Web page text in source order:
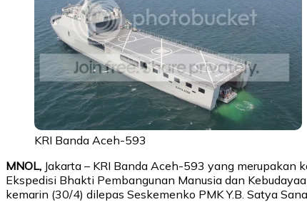
KRI Banda Aceh-593
MNOL, Jakarta – KRI Banda Aceh-593 yang merupakan
Ekspedisi Bhakti Pembangunan Manusia dan
kemarin (30/4) dilepas Seskemenko PMK Y.B. Satya